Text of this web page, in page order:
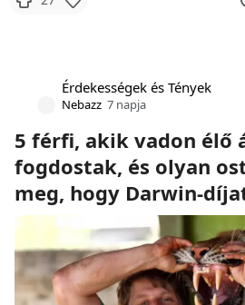
Érdekességek és Tények
Nebazz 7 napja
5 férfi, akik vadon élő
fogdostak, és olyan
meg, hogy Darwin-